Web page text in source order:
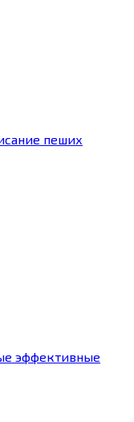
пеших
эффективные